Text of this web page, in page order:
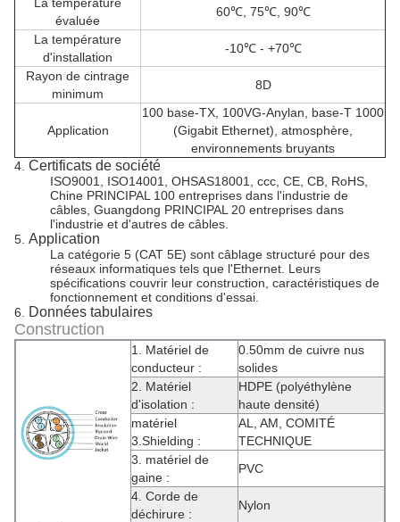
évaluée
60℃, 75℃, 90℃
La température
d'installation
-10℃ - +70℃
Rayon de cintrage
minimum
8D
Application
100 base-TX, 100VG-Anylan, base-T 1000
(Gigabit Ethernet), atmosphère,
environnements bruyants
4. Certificats de société
ISO9001, ISO14001, OHSAS18001, ccc, CE, CB, RoHS,
Chine PRINCIPAL 100 entreprises dans l'industrie de
câbles, Guangdong PRINCIPAL 20 entreprises dans
l'industrie et d'autres de câbles.
5. Application
La catégorie 5 (CAT 5E) sont câblage structuré pour des
réseaux informatiques tels que l'Ethernet. Leurs
spécifications couvrir leur construction, caractéristiques de
fonctionnement et conditions d'essai.
6.
Données tabulaires
Construction
1. Matériel de
conducteur :
0.50mm de cuivre nus
solides
2. Matériel
d'isolation :
HDPE (polyéthylène
haute densité)
matériel
3.Shielding :
AL, AM, COMITÉ
TECHNIQUE
3. matériel de
gaine :
PVC
4. Corde de
déchirure :
Nylon